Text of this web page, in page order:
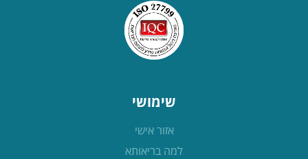
שימושי
אזור אישי
למה בריאותא